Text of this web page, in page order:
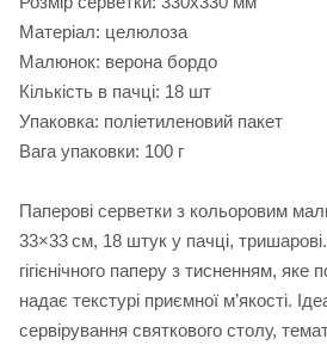
Матеріал: целюлоза
Малюнок: верона бордо
Кількість в пачці: 18 шт
Упаковка: поліетиленовий пакет
Вага упаковки: 100 г
Паперові серветки з кольоровим
33×33 см, 18 штук у пачці, тришарові.
гігієнічного паперу з тисненням, яке
надає текстурі приємної м’якості.
сервірування святкового столу,